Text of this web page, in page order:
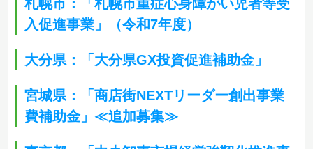
札幌市：「札幌市重症心身障がい児者等受
入促進事業」（令和7年度）
大分県：「大分県GX投資促進補助金」
宮城県：「商店街NEXTリーダー創出事業
費補助金」≪追加募集≫